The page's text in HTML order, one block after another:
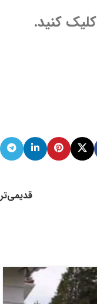
کلیک کنید.
قدیمی‌تر